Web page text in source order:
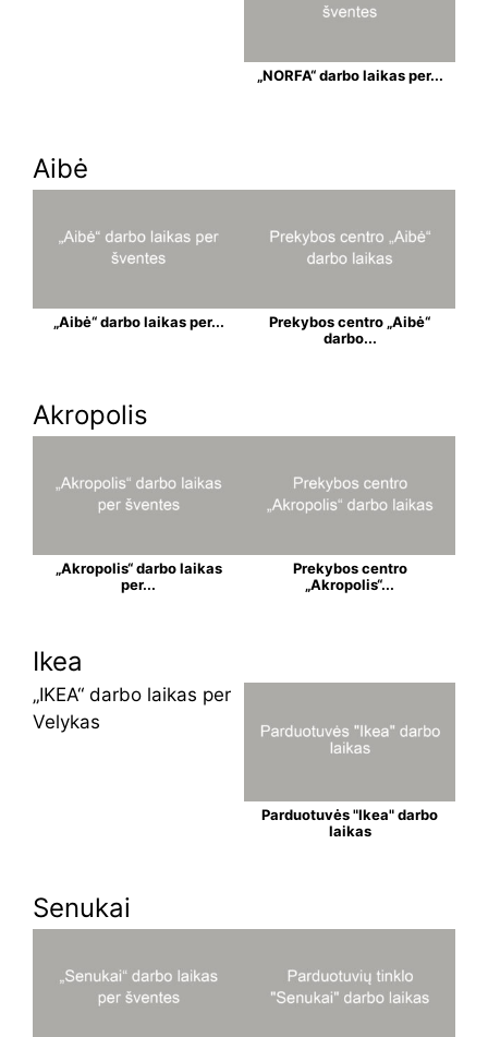
„NORFA“ darbo laikas per...
Aibė
„Aibė“ darbo laikas per...
Prekybos centro „Aibė“
darbo...
Akropolis
„Akropolis“ darbo laikas
per...
Prekybos centro
„Akropolis“...
Ikea
„IKEA“ darbo laikas per
Velykas
Parduotuvės "Ikea" darbo
laikas
Senukai